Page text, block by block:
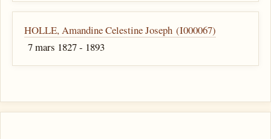
HOLLE, Amandine Celestine Joseph (I000067)
7 mars 1827 - 1893